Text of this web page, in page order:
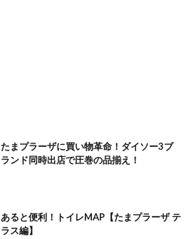
たまプラーザに買い物革命！ダイソー3ブ
ランド同時出店で圧巻の品揃え！
あると便利！トイレMAP【たまプラーザ テ
ラス編】